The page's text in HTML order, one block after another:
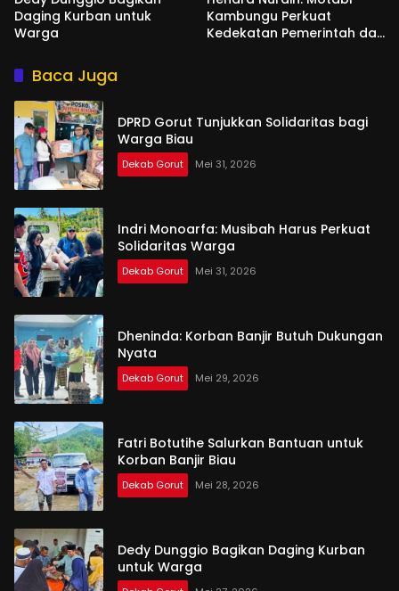
Daging Kurban untuk
Warga
Kambungu Perkuat
Kedekatan Pemerintah dan
Baca Juga
DPRD Gorut Tunjukkan Solidaritas bagi
Warga Biau
Dekab Gorut Mei 31, 2026
Indri Monoarfa: Musibah Harus Perkuat
Solidaritas Warga
Dekab Gorut Mei 31, 2026
Dheninda: Korban Banjir Butuh Dukungan
Nyata
Dekab Gorut Mei 29, 2026
Fatri Botutihe Salurkan Bantuan untuk
Korban Banjir Biau
Dekab Gorut Mei 28, 2026
Dedy Dunggio Bagikan Daging Kurban
untuk Warga